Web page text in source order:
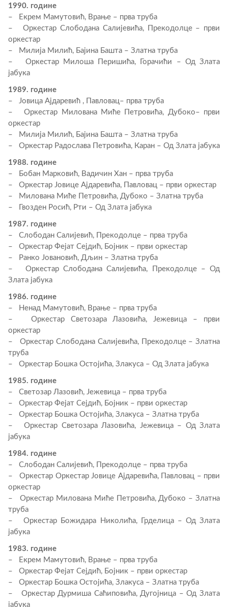
1990. године
– Екрем Мамутовић, Врање – прва труба
– Оркестар Слободана Салијевића, Прекодолце – први
оркестар
– Милија Милић, Бајина Башта – Златна труба
– Оркестар Милоша Перишића, Горачићи – Од Злата
јабука
1989. године
– Јовица Ајдаревић , Павловац– прва труба
– Оркестар Милована Миће Петровића, Дубоко– први
оркестар
– Милија Милић, Бајина Башта – Златна труба
– Оркестар Радослава Петровића, Каран – Од Злата јабука
1988. године
– Бобан Марковић, Вадичин Хан – прва труба
– Оркестар Јовице Ајдаревића, Павловац – први оркестар
– Милована Миће Петровића, Дубоко – Златна труба
– Гвозден Росић, Рти – Од Злата јабука
1987. године
– Слободан Салијевић, Прекодолце – прва труба
– Оркестар Фејат Сејдић, Бојник – први оркестар
– Ранко Јовановић, Дљин – Златна труба
– Оркестар Слободана Салијевића, Прекодолце – Од
Злата јабука
1986. године
– Ненад Мамутовић, Врање – прва труба
– Оркестар Светозара Лазовића, Јежевица – први
оркестар
– Оркестар Слободана Салијевића, Прекодолце – Златна
труба
– Оркестар Бошка Остојића, Злакуса – Од Злата јабука
1985. године
– Светозар Лазовић, Јежевица – прва труба
– Оркестар Фејат Сејдић, Бојник – први оркестар
– Оркестар Бошка Остојића, Злакуса – Златна труба
– Оркестар Светозара Лазовића, Јежевица – Од Злата
јабука
1984. године
– Слободан Салијевић, Прекодолце – прва труба
– Оркестар Оркестар Јовице Ајдаревића, Павловац – први
оркестар
– Оркестар Милована Миће Петровића, Дубоко – Златна
труба
– Оркестар Божидара Николића, Грделица – Од Злата
јабука
1983. године
– Екрем Мамутовић, Врање – прва труба
– Оркестар Фејат Сејдић, Бојник – први оркестар
– Оркестар Бошка Остојића, Злакуса – Златна труба
– Оркестар Дурмиша Саћиповића, Дугојница – Од Злата
јабука